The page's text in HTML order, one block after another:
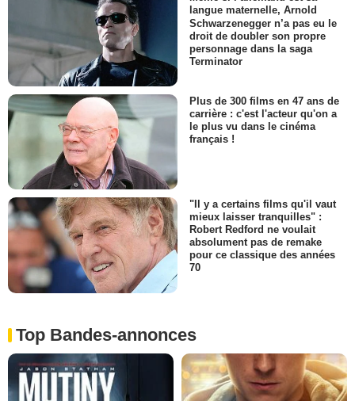
langue maternelle, Arnold
Schwarzenegger n’a pas eu le
droit de doubler son propre
personnage dans la saga
Terminator
Plus de 300 films en 47 ans de
carrière : c'est l'acteur qu'on a
le plus vu dans le cinéma
français !
"Il y a certains films qu'il vaut
mieux laisser tranquilles" :
Robert Redford ne voulait
absolument pas de remake
pour ce classique des années
70
Top Bandes-annonces